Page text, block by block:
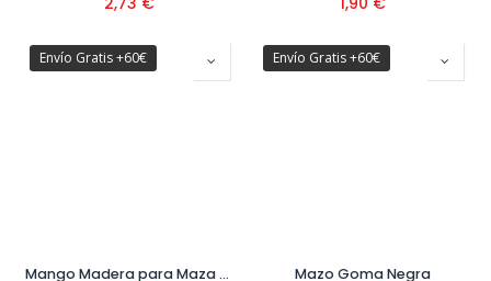
Envío Gratis +60€
Mango Madera para Maza Ref. M5200-3N
Envío Gratis +60€
Mazo Goma Negra